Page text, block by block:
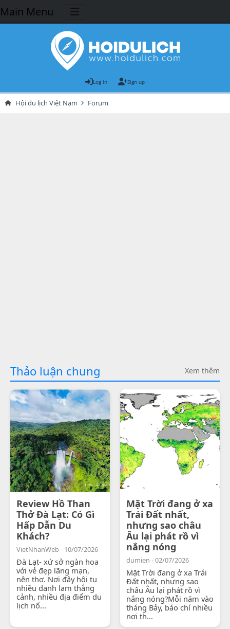
Main Menu
Log in Sign up
Hội du lịch Việt Nam Forum
Thảo luận chung Xem thêm
Review Hồ Than
Thở Đà Lạt: Có Gì
Hấp Dẫn Du
Khách?
VietNhanWeb - 10/07/2026
Đà Lạt- xứ sở ngàn hoa
với vẻ đẹp lãng mạn,
nên thơ. Nơi đây hội tụ
nhiều danh lam thắng
cảnh, nhiều địa điểm du
lịch nổ...
Mặt Trời đang ở xa
Trái Đất nhất,
nhưng sao châu
Âu lại phát rồ vì
nắng nóng
dumien - 02/07/2026
Mặt Trời đang ở xa Trái
Đất nhất, nhưng sao
châu Âu lại phát rồ vì
nắng nóng?Mỗi năm vào
tháng Bảy, báo chí nhiều
nơi th...